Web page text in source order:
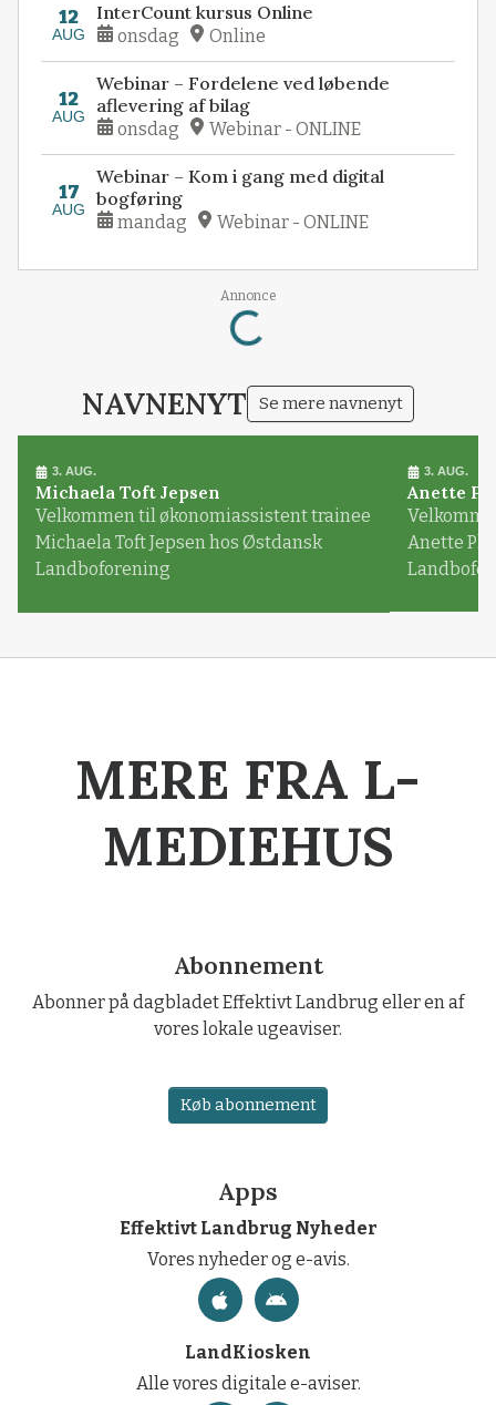
12
AUG
InterCount kursus Online
onsdag Online
12
AUG
Webinar – Fordelene ved løbende
aflevering af bilag
onsdag Webinar - ONLINE
17
AUG
Webinar – Kom i gang med digital
bogføring
mandag Webinar - ONLINE
Annonce
Loading...
NAVNENYT Se mere navnenyt
3. AUG.
Michaela Toft Jepsen
Velkommen til økonomiassistent trainee
Michaela Toft Jepsen hos Østdansk
Landboforening
3. AUG.
Anette
Anette
MERE FRA L-
MEDIEHUS
Abonnement
Abonner på dagbladet Effektivt Landbrug eller en af
vores lokale ugeaviser.
Køb abonnement
Apps
Effektivt Landbrug Nyheder
Vores nyheder og e-avis.
LandKiosken
Alle vores digitale e-aviser.